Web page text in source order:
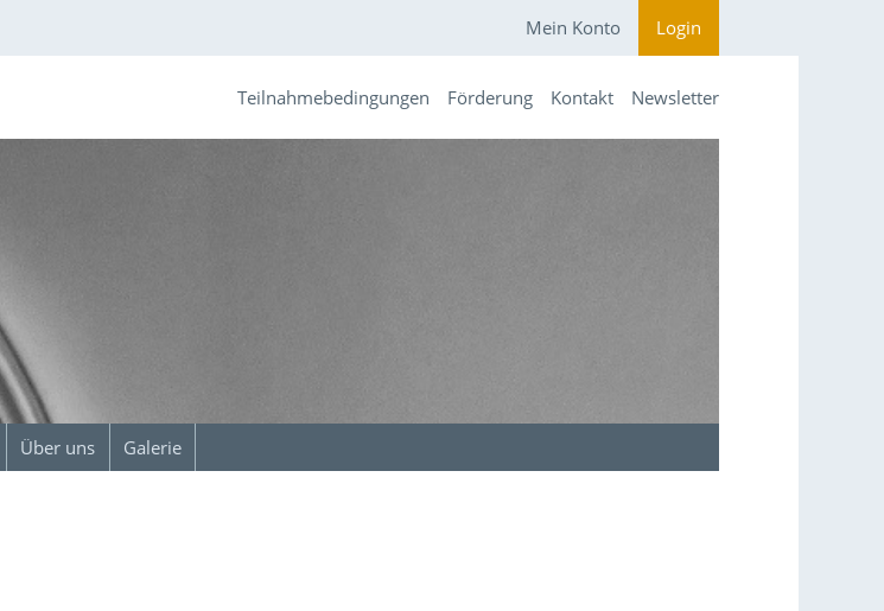
Mein Konto Login
Über uns Galerie
Teilnahmebedingungen Förderung Kontakt Newsletter